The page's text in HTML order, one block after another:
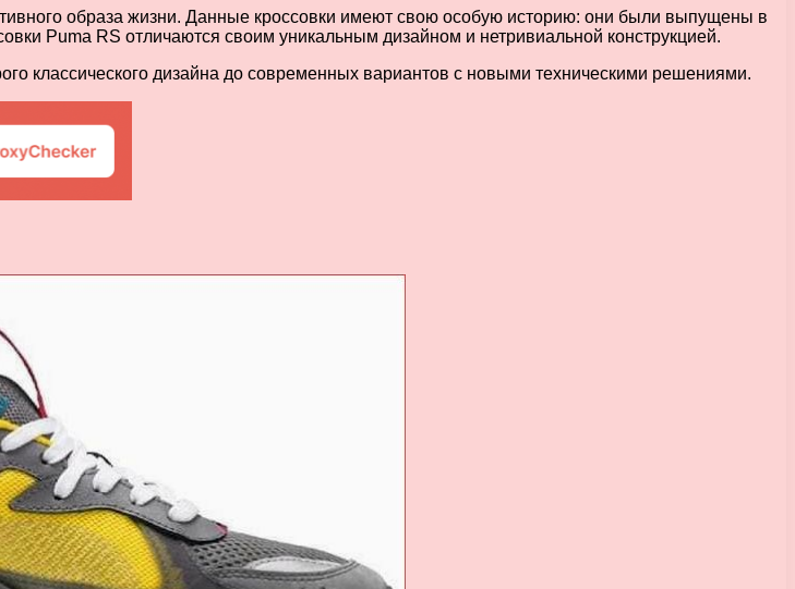
образа жизни. Данные кроссовки имеют свою особую историю: они были выпущены в
Puma RS отличаются своим уникальным дизайном и нетривиальной конструкцией.
классического дизайна до современных вариантов с новыми техническими решениями.